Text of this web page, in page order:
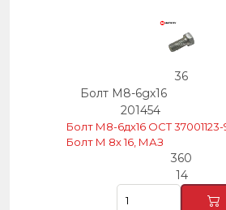
36
Болт М8-6gх16
201454
Болт М8-6дх16 ОСТ
Болт М 8х 16, МАЗ
360
14